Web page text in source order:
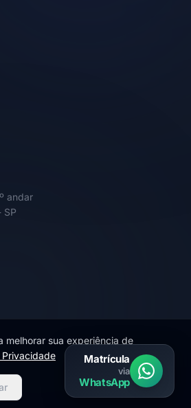
andar
SP
Todos os direitos reservados.
e política de privacidade
Matrícula
via
WhatsApp
melhorar sua experiência de